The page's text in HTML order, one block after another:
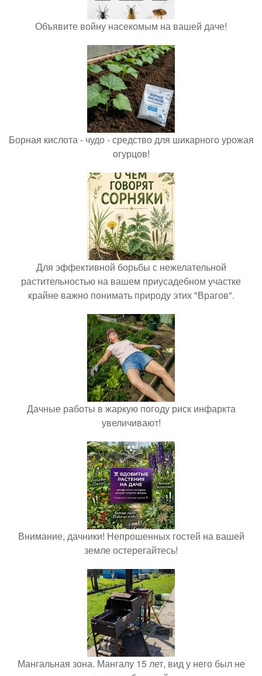
Объявите войну насекомым на вашей даче!
Борная кислота - чудо - средство для шикарного урожая
огурцов!
Для эффективной борьбы с нежелательной
растительностью на вашем приусадебном участке
крайне важно понимать природу этих "Врагов".
Дачные работы в жаркую погоду риск инфаркта
увеличивают!
Внимание, дачники! Непрошенных гостей на вашей
земле остерегайтесь!
Мангальная зона. Мангалу 15 лет, вид у него был не